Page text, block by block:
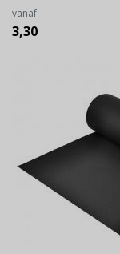
vanaf
3,30